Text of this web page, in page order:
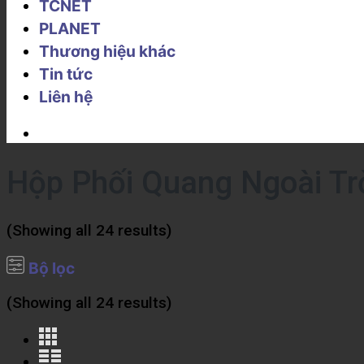
TCNET
PLANET
Thương hiệu khác
Tin tức
Liên hệ
(Showing all 24 results)
Bộ lọc
(Showing all 24 results)